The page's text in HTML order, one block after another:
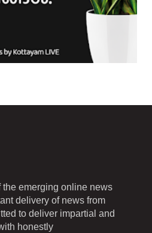
the emerging online news
delivery of news from
to deliver impartial and
honestly